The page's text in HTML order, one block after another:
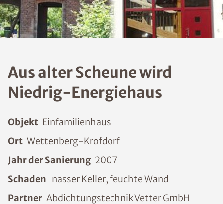
Aus alter Scheune wird
Niedrig-Energiehaus
Objekt Einfamilienhaus
Ort Wettenberg-Krofdorf
Jahr der Sanierung 2007
Schaden nasser Keller, feuchte Wand
Partner Abdichtungstechnik Vetter GmbH